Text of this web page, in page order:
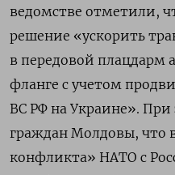
ведомстве отметили,
решение «ускорить
в передовой плацдарм
фланге с учетом
ВС РФ на Украине».
граждан Молдовы, что
конфликта» НАТО с